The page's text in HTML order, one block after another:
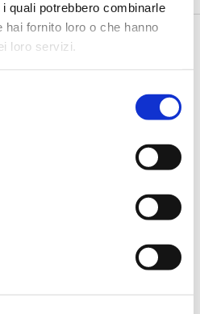
quali potrebbero combinarle
fornito loro o che hanno
loro servizi.